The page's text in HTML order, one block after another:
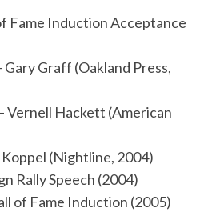
Fame Induction Acceptance
Gary Graff (Oakland Press,
Vernell Hackett (American
(Nightline, 2004)
Rally Speech (2004)
of Fame Induction (2005)